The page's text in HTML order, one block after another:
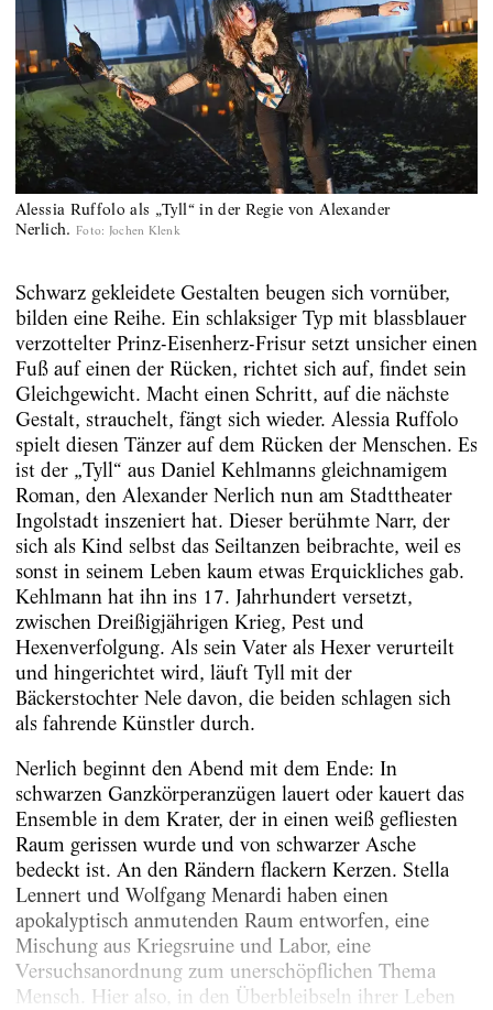
Alessia Ruffolo als „Tyll“ in der Regie von Alexander
Nerlich. Foto: Jochen Klenk
Schwarz gekleidete Gestalten beugen sich vornüber,
bilden eine Reihe. Ein schlaksiger Typ mit blassblauer
verzottelter Prinz-Eisenherz-Frisur setzt unsicher einen
Fuß auf einen der Rücken, richtet sich auf, findet sein
Gleichgewicht. Macht einen Schritt, auf die nächste
Gestalt, strauchelt, fängt sich wieder. Alessia Ruffolo
spielt diesen Tänzer auf dem Rücken der Menschen. Es
ist der „Tyll“ aus Daniel Kehlmanns gleichnamigem
Roman, den Alexander Nerlich nun am Stadttheater
Ingolstadt inszeniert hat. Dieser berühmte Narr, der
sich als Kind selbst das Seiltanzen beibrachte, weil es
sonst in seinem Leben kaum etwas Erquickliches gab.
Kehlmann hat ihn ins 17. Jahrhundert versetzt,
zwischen Dreißigjährigen Krieg, Pest und
Hexenverfolgung. Als sein Vater als Hexer verurteilt
und hingerichtet wird, läuft Tyll mit der
Bäckerstochter Nele davon, die beiden schlagen sich
als fahrende Künstler durch.
Nerlich beginnt den Abend mit dem Ende: In
schwarzen Ganzkörperanzügen lauert oder kauert das
Ensemble in dem Krater, der in einen weiß gefliesten
Raum gerissen wurde und von schwarzer Asche
bedeckt ist. An den Rändern flackern Kerzen. Stella
Lennert und Wolfgang Menardi haben einen
apokalyptisch anmutenden Raum entworfen, eine
Mischung aus Kriegsruine und Labor, eine
Versuchsanordnung zum unerschöpflichen Thema
Mensch. Hier also, in den Überbleibseln ihrer Leben